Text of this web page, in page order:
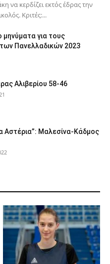
να κερδίζει εκτός έδρας την
Κριτές:...
μηνύματα για τους
Πανελλαδικών 2023
Αλιβερίου 58-46
Αστέρια”: Μαλεσίνα-Κάδμος